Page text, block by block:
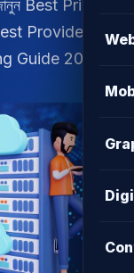
Best Price,
Provider BD
Guide 2025.